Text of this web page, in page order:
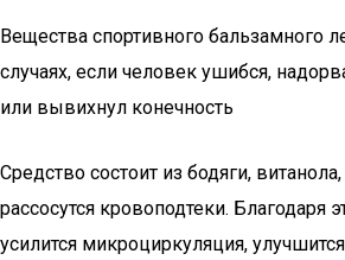
Вещества спортивного бальзамного
случаях, если человек ушибся,
или вывихнул конечность
Средство состоит из бодяги,
рассосутся кровоподтеки. Благодаря
усилится микроциркуляция,